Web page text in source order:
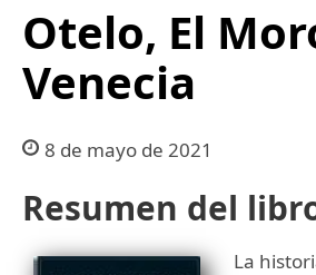
Otelo, El
Venecia
8 de mayo de 2021
Resumen del
La